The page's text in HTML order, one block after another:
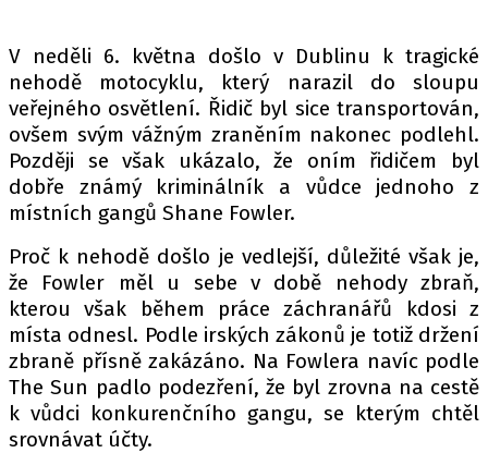
FIA CEZ & POHÁRY
MEZINÁRODNÍ SCÉNA
SLEDUJTE NÁS NA|
Máte příběh, fotku nebo video?
Pošlete e-mail na autoroad.cz
ETICKÝ KODEX
KONTAKT
VYDAVATEL
INZERCE
V neděli 6. května došlo v Dublinu k tragické
nehodě motocyklu, který narazil do sloupu
veřejného osvětlení. Řidič byl sice transportován,
ovšem svým vážným zraněním nakonec podlehl.
Později se však ukázalo, že oním řidičem byl
dobře známý kriminálník a vůdce jednoho z
místních gangů Shane Fowler.
Proč k nehodě došlo je vedlejší, důležité však je,
že Fowler měl u sebe v době nehody zbraň,
kterou však během práce záchranářů kdosi z
místa odnesl. Podle irských zákonů je totiž držení
zbraně přísně zakázáno. Na Fowlera navíc podle
The Sun padlo podezření, že byl zrovna na cestě
k vůdci konkurenčního gangu, se kterým chtěl
srovnávat účty.